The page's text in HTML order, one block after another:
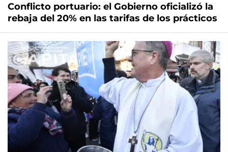
Conflicto portuario: el Gobierno oficializó la
rebaja del 20% en las tarifas de los prácticos